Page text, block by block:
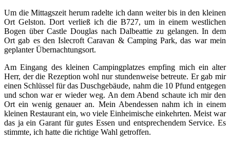
Um die Mittagszeit herum radelte ich dann weiter bis in den kleinen
Ort Gelston. Dort verließ ich die B727, um in einem westlichen
Bogen über Castle Douglas nach Dalbeattie zu gelangen. In dem
Ort gab es den Islecroft Caravan & Camping Park, das war mein
geplanter Übernachtungsort.
Am Eingang des kleinen Campingplatzes empfing mich ein alter
Herr, der die Rezeption wohl nur stundenweise betreute. Er gab mir
einen Schlüssel für das Duschgebäude, nahm die 10 Pfund entgegen
und schon war er wieder weg. An dem Abend schaute ich mir den
Ort ein wenig genauer an. Mein Abendessen nahm ich in einem
kleinen Restaurant ein, wo viele Einheimische einkehrten. Meist war
das ja ein Garant für gutes Essen und entsprechendem Service. Es
stimmte, ich hatte die richtige Wahl getroffen.